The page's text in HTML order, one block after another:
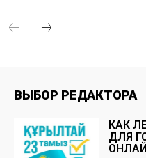
ВЫБОР РЕДАКТОРА
КАК
ДЛЯ